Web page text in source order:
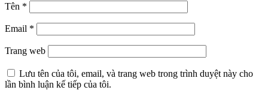
Tên *
Email *
Trang web
Lưu tên của tôi, email, và trang web trong trình duyệt này cho
lần bình luận kế tiếp của tôi.